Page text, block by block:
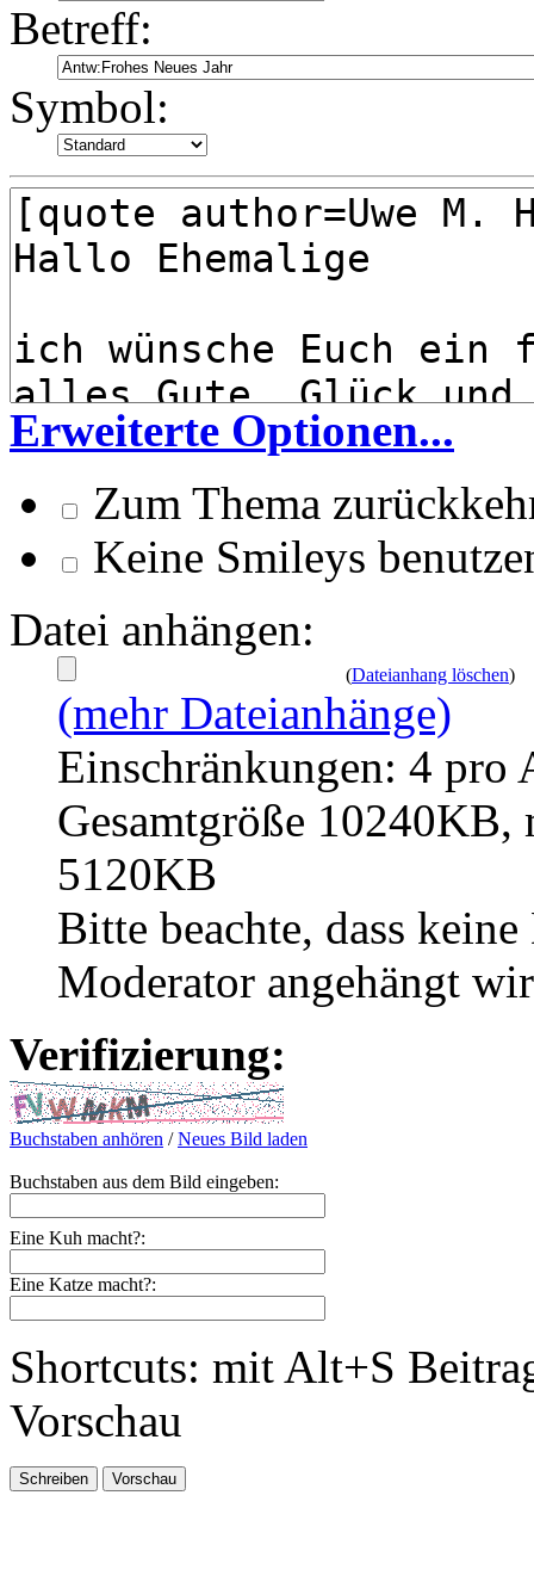
Betreff:
Symbol:
Erweiterte Optionen...
Zum Thema
Keine Smileys
Datei anhängen:
(Dateianhang löschen)
(mehr Dateianhänge)
Einschränkungen: 4 pro
Gesamtgröße
5120KB
Bitte beachte, dass
Moderator angehängt
Verifizierung:
Buchstaben anhören /Neues Bild laden
Buchstaben aus dem Bild eingeben:
Eine Kuh macht?:
Eine Katze macht?:
Shortcuts: mit Alt+S
Vorschau